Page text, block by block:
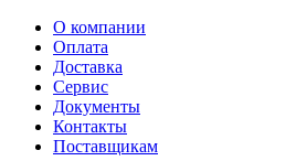
ВходРегистрация
Только
test@example.com
отправлена
Только
Восстановление
пароля
Заполните
форму.
На
вашу
Введите
новый
пароль
Пароль
успешно
Обратная
связь
Ваше
сообщение
успешно
О компании
Оплата
Доставка
Сервис
Документы
Контакты
Поставщикам